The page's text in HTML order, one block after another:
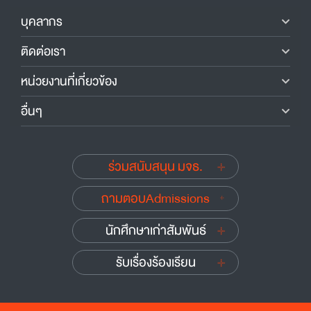
บุคลากร
ติดต่อเรา
หน่วยงานที่เกี่ยวข้อง
อื่นๆ
ร่วมสนับสนุน มจธ.
ถามตอบAdmissions
นักศึกษาเก่าสัมพันธ์
รับเรื่องร้องเรียน